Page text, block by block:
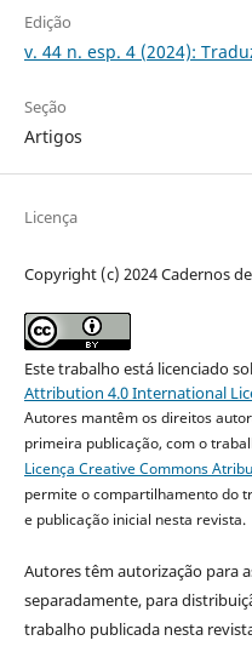
Edição
v. 44 n. esp. 4 (2024):
Seção
Artigos
Licença
Copyright (c) 2024 Cadernos
Este trabalho está licenciado
Attribution 4.0 International
Autores mantêm os direitos
primeira publicação, com o
Licença Creative Commons
permite o compartilhamento do
e publicação inicial nesta revista.
Autores têm autorização para
separadamente, para
trabalho publicada nesta